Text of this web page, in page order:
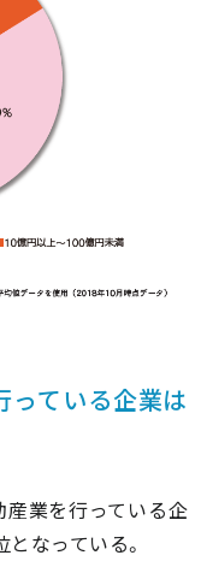
ている企業は
業を行っている企
なっている。